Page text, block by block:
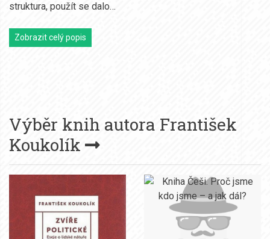
struktura, použít se dalo…
Zobrazit celý popis
Výběr knih autora František
Koukolík